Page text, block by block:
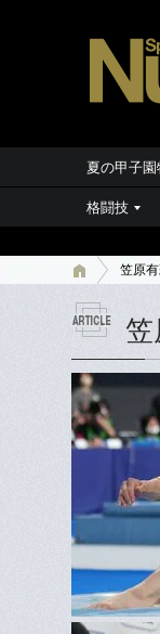
夏の甲子園
格闘技
笠原
笠